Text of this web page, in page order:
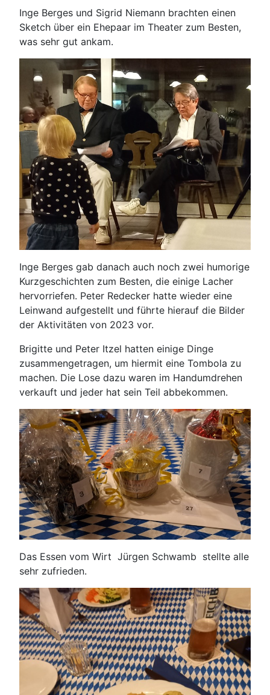
Inge Berges und Sigrid Niemann brachten einen
Sketch über ein Ehepaar im Theater zum Besten,
was sehr gut ankam.
Inge Berges gab danach auch noch zwei humorige
Kurzgeschichten zum Besten, die einige Lacher
hervorriefen. Peter Redecker hatte wieder eine
Leinwand aufgestellt und führte hierauf die Bilder
der Aktivitäten von 2023 vor.
Brigitte und Peter Itzel hatten einige Dinge
zusammengetragen, um hiermit eine Tombola zu
machen. Die Lose dazu waren im Handumdrehen
verkauft und jeder hat sein Teil abbekommen.
Das Essen vom Wirt Jürgen Schwamb stellte alle
sehr zufrieden.